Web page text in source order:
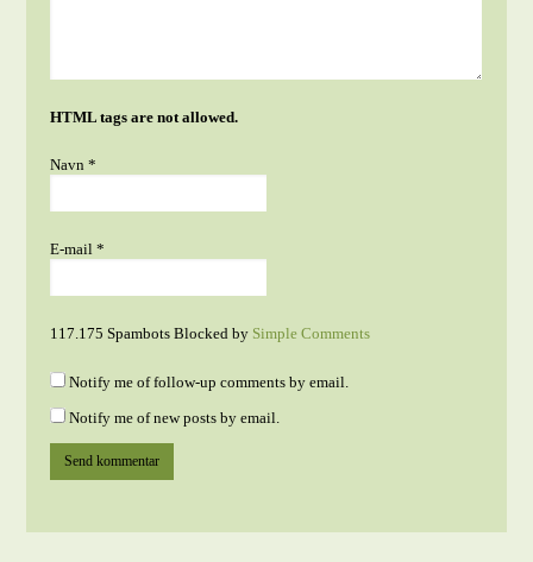
HTML tags are not allowed.
Navn*
E-mail*
117.175 Spambots Blocked by Simple Comments
Notify me of follow-up comments by email.
Notify me of new posts by email.